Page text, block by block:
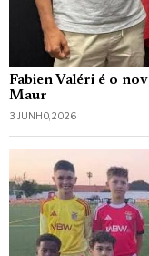
Fabien Valéri é o
Maur
3 JUNHO, 2026